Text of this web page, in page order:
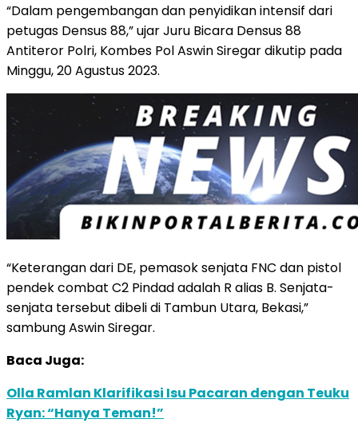
“Dalam pengembangan dan penyidikan intensif dari
petugas Densus 88,” ujar Juru Bicara Densus 88
Antiteror Polri, Kombes Pol Aswin Siregar dikutip pada
Minggu, 20 Agustus 2023.
“Keterangan dari DE, pemasok senjata FNC dan pistol
pendek combat C2 Pindad adalah R alias B. Senjata-
senjata tersebut dibeli di Tambun Utara, Bekasi,”
sambung Aswin Siregar.
Baca Juga:
Olla Ramlan Klarifikasi Isu Pacaran dengan Teuku
Ryan: “Hanya Teman!”